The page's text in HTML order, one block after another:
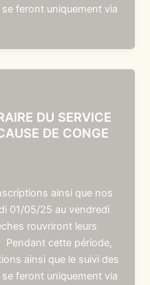
feront uniquement via
DU SERVICE
DE CONGE
ainsi que nos
01/05/25 au vendredi
rouvriront leurs
Pendant cette période,
ainsi que le suivi des
feront uniquement via